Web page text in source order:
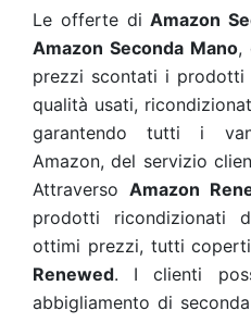
Le offerte di Amazon
Amazon Seconda Mano,
prezzi scontati i
qualità usati,
garantendo tutti i
Amazon, del servizio
Attraverso Amazon
prodotti ricondizionati
ottimi prezzi, tutti
Renewed. I clienti
abbigliamento di